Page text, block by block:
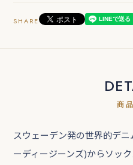
SHARE
商
スウェーデン発の世界的デ
ーディージーンズ)からソッ